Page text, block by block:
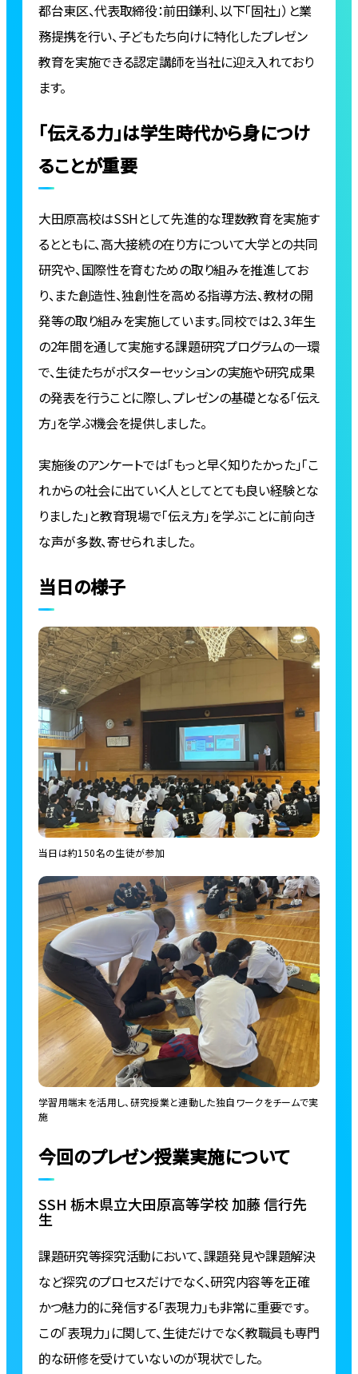
都台東区、代表取締役：前⽥鎌利、以下「固社」）と業
務提携を行い、子どもたち向けに特化したプレゼン
教育を実施できる認定講師を当社に迎え入れており
ます。
「伝える力」は学生時代から身につけ
ることが重要
大田原高校はSSHとして先進的な理数教育を実施す
るとともに、高大接続の在り方について大学との共同
研究や、国際性を育むための取り組みを推進してお
り、また創造性、独創性を高める指導方法、教材の開
発等の取り組みを実施しています。同校では2、3年生
の2年間を通して実施する課題研究プログラムの一環
で、生徒たちがポスターセッションの実施や研究成果
の発表を行うことに際し、プレゼンの基礎となる「伝え
方」を学ぶ機会を提供しました。
実施後のアンケートでは「もっと早く知りたかった」「こ
れからの社会に出ていく人としてとても良い経験とな
りました」と教育現場で「伝え方」を学ぶことに前向き
な声が多数、寄せられました。
当日の様子
当日は約150名の生徒が参加
学習用端末を活用し、研究授業と連動した独自ワークをチームで実
施
今回のプレゼン授業実施について
SSH 栃木県立大田原高等学校 加藤 信行先
生
課題研究等探究活動において、課題発見や課題解決
など探究のプロセスだけでなく、研究内容等を正確
かつ魅力的に発信する「表現力」も非常に重要です。
この「表現力」に関して、生徒だけでなく教職員も専門
的な研修を受けていないのが現状でした。